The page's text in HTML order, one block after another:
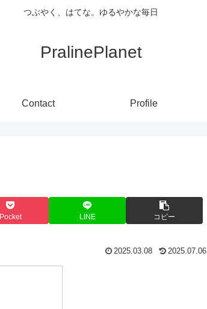
つぶやく、はてな。ゆるやかな毎日
PralinePlanet
Contact Profile
Pocket LINE コピー
2025.03.08 2025.07.06